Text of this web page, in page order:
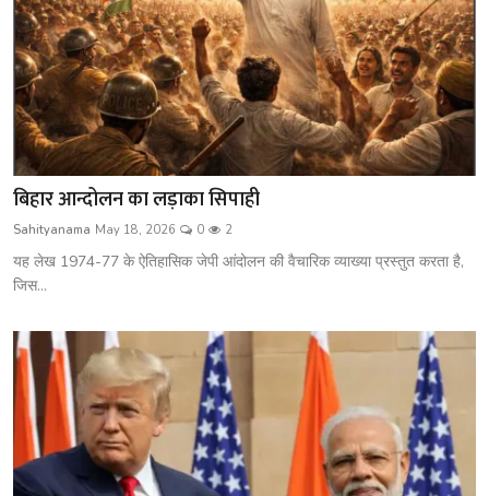
सिनेमा
शायरी
ग़ज़ल
बिहार आन्दोलन का लड़ाका सिपाही
Sahityanama May 18, 2026 0 2
यह लेख 1974-77 के ऐतिहासिक जेपी आंदोलन की वैचारिक व्याख्या प्रस्तुत करता है,
जिस...